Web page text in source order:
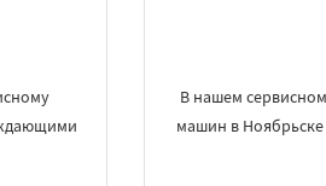
В нашем
машин в